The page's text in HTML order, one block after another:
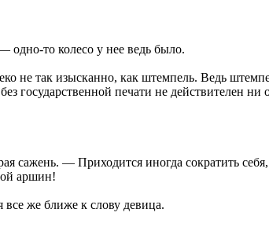
одно-то колесо у нее ведь было.
не так изысканно, как штемпель. Ведь
государственной печати не действителен
— Приходится иногда сократить
аршин!
же ближе к слову девица.